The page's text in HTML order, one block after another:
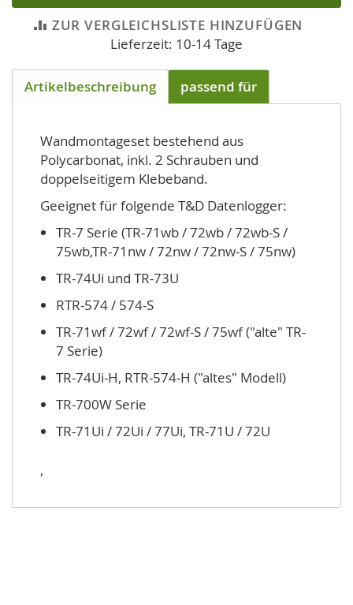
ZUR VERGLEICHSLISTE HINZUFÜGEN
Lieferzeit: 10-14 Tage
Artikelbeschreibung passend für
Wandmontageset bestehend aus
Polycarbonat, inkl. 2 Schrauben und
doppelseitigem Klebeband.
Geeignet für folgende T&D Datenlogger:
TR-7 Serie (TR-71wb / 72wb / 72wb-S /
75wb,TR-71nw / 72nw / 72nw-S / 75nw)
TR-74Ui und TR-73U
RTR-574 / 574-S
TR-71wf / 72wf / 72wf-S / 75wf ("alte" TR-
7 Serie)
TR-74Ui-H, RTR-574-H ("altes" Modell)
TR-700W Serie
TR-71Ui / 72Ui / 77Ui, TR-71U / 72U
,